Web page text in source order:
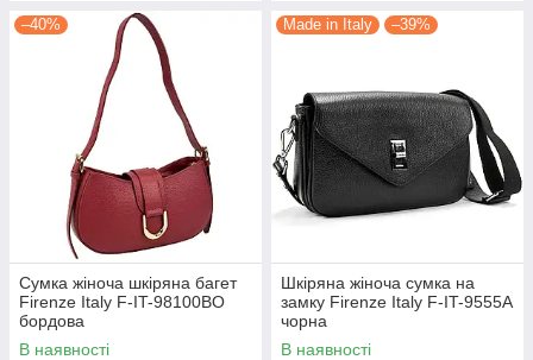
–40%
Сумка жіноча шкіряна багет
Firenze Italy F-IT-98100BO
бордова
В наявності
Made in Italy –39%
Шкіряна жіноча сумка на
замку Firenze Italy F-IT-9555A
чорна
В наявності